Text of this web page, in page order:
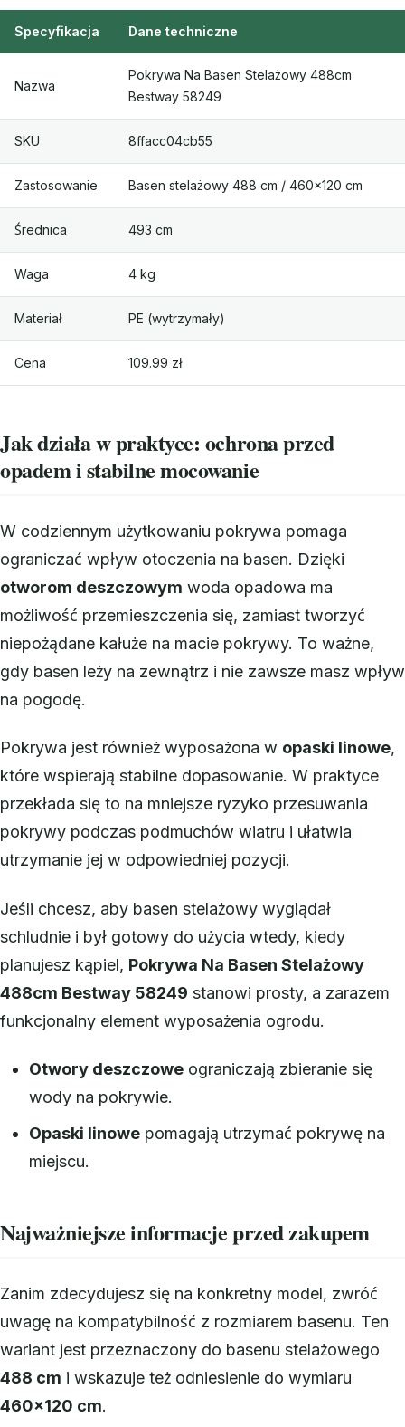
Specyfikacja Dane techniczne
Nazwa
Pokrywa Na Basen Stelażowy 488cm
Bestway 58249
SKU 8ffacc04cb55
Zastosowanie Basen stelażowy 488 cm / 460×120 cm
Średnica 493 cm
Waga 4 kg
Materiał PE (wytrzymały)
Cena 109.99 zł
Jak działa w praktyce: ochrona przed
opadem i stabilne mocowanie
W codziennym użytkowaniu pokrywa pomaga
ograniczać wpływ otoczenia na basen. Dzięki
otworom deszczowym woda opadowa ma
możliwość przemieszczenia się, zamiast tworzyć
niepożądane kałuże na macie pokrywy. To ważne,
gdy basen leży na zewnątrz i nie zawsze masz wpływ
na pogodę.
Pokrywa jest również wyposażona w opaski linowe,
które wspierają stabilne dopasowanie. W praktyce
przekłada się to na mniejsze ryzyko przesuwania
pokrywy podczas podmuchów wiatru i ułatwia
utrzymanie jej w odpowiedniej pozycji.
Jeśli chcesz, aby basen stelażowy wyglądał
schludnie i był gotowy do użycia wtedy, kiedy
planujesz kąpiel, Pokrywa Na Basen Stelażowy
488cm Bestway 58249 stanowi prosty, a zarazem
funkcjonalny element wyposażenia ogrodu.
Otwory deszczoweograniczają zbieranie się
wody na pokrywie.
Opaski linowepomagają utrzymać pokrywę na
miejscu.
Najważniejsze informacje przed zakupem
Zanim zdecydujesz się na konkretny model, zwróć
uwagę na kompatybilność z rozmiarem basenu. Ten
wariant jest przeznaczony do basenu stelażowego
488 cm i wskazuje też odniesienie do wymiaru
460×120 cm.